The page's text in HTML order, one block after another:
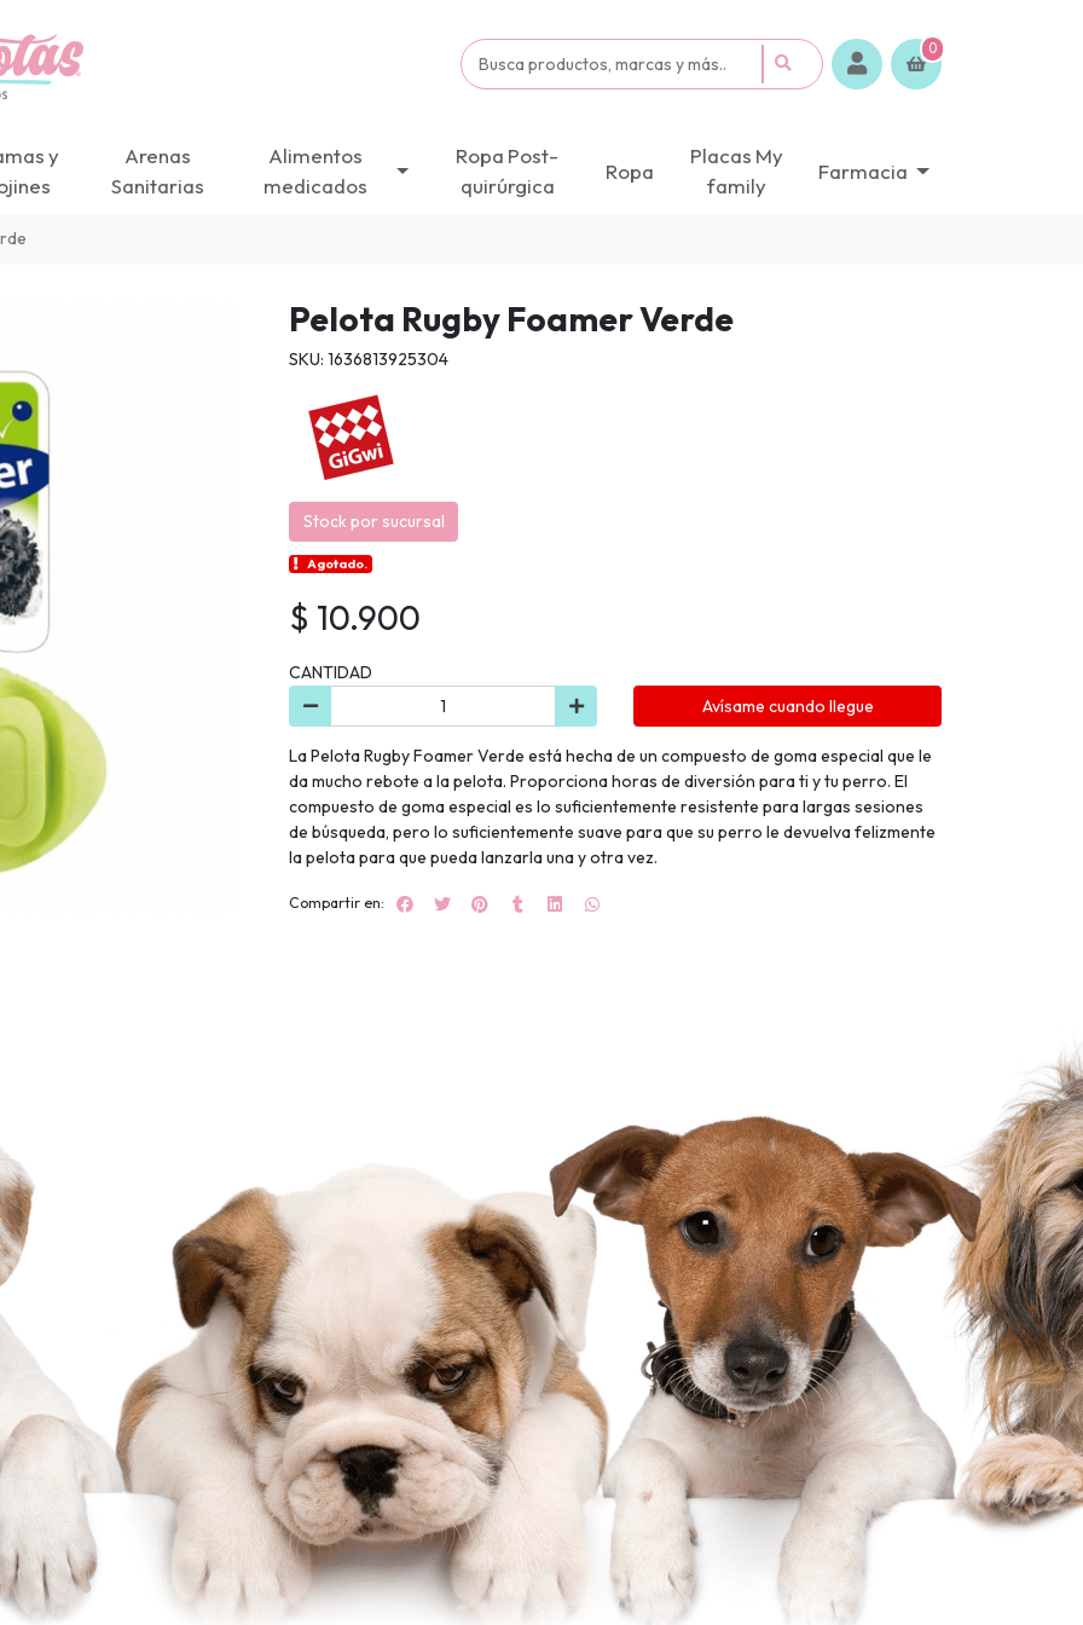
0
y
Arenas
Sanitarias
Alimentos
medicados
Ropa Post-
quirúrgica
Ropa
Placas My
family
Farmacia
Pelota Rugby Foamer Verde
SKU: 1636813925304
Stock por sucursal
Agotado.
$ 10.900
CANTIDAD
Avísame cuando llegue
La Pelota Rugby Foamer Verde está hecha de un compuesto de goma especial que le
da mucho rebote a la pelota. Proporciona horas de diversión para ti y tu perro. El
compuesto de goma especial es lo suficientemente resistente para largas sesiones
de búsqueda, pero lo suficientemente suave para que su perro le devuelva felizmente
la pelota para que pueda lanzarla una y otra vez.
Compartir en: